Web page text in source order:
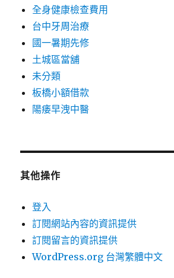
全身健康檢查費用
台中牙周治療
國一暑期先修
土城區當舖
未分類
板橋小額借款
陽痿早洩中醫
其他操作
登入
訂閱網站內容的資訊提供
訂閱留言的資訊提供
WordPress.org 台灣繁體中文